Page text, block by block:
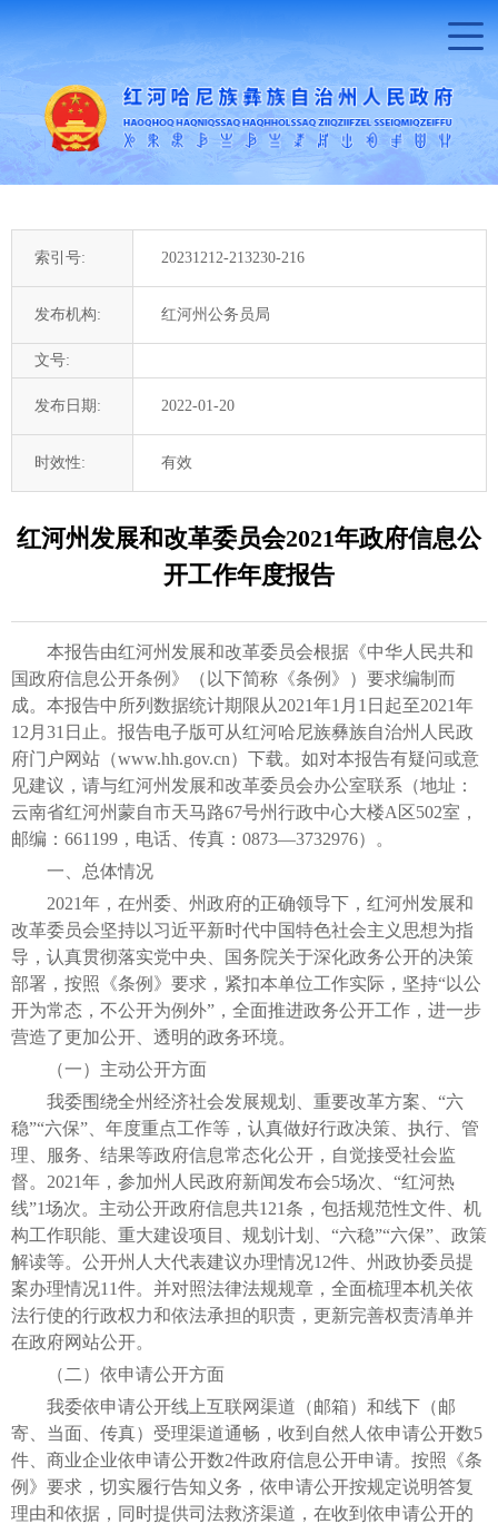
索引号: 20231212-213230-216
发布机构: 红河州公务员局
文号:
发布日期: 2022-01-20
时效性: 有效
红河州发展和改革委员会2021年政府信息公
开工作年度报告
本报告由红河州发展和改革委员会根据《中华人民共和
国政府信息公开条例》（以下简称《条例》）要求编制而
成。本报告中所列数据统计期限从2021年1月1日起至2021年
12月31日止。报告电子版可从红河哈尼族彝族自治州人民政
府门户网站（www.hh.gov.cn）下载。如对本报告有疑问或意
见建议，请与红河州发展和改革委员会办公室联系（地址：
云南省红河州蒙自市天马路67号州行政中心大楼A区502室，
邮编：661199，电话、传真：0873—3732976）。
一、总体情况
2021年，在州委、州政府的正确领导下，红河州发展和
改革委员会坚持以习近平新时代中国特色社会主义思想为指
导，认真贯彻落实党中央、国务院关于深化政务公开的决策
部署，按照《条例》要求，紧扣本单位工作实际，坚持“以公
开为常态，不公开为例外”，全面推进政务公开工作，进一步
营造了更加公开、透明的政务环境。
（一）主动公开方面
我委围绕全州经济社会发展规划、重要改革方案、“六
稳”“六保”、年度重点工作等，认真做好行政决策、执行、管
理、服务、结果等政府信息常态化公开，自觉接受社会监
督。2021年，参加州人民政府新闻发布会5场次、“红河热
线”1场次。主动公开政府信息共121条，包括规范性文件、机
构工作职能、重大建设项目、规划计划、“六稳”“六保”、政策
解读等。公开州人大代表建议办理情况12件、州政协委员提
案办理情况11件。并对照法律法规规章，全面梳理本机关依
法行使的行政权力和依法承担的职责，更新完善权责清单并
在政府网站公开。
（二）依申请公开方面
我委依申请公开线上互联网渠道（邮箱）和线下（邮
寄、当面、传真）受理渠道通畅，收到自然人依申请公开数5
件、商业企业依申请公开数2件政府信息公开申请。按照《条
例》要求，切实履行告知义务，依申请公开按规定说明答复
理由和依据，同时提供司法救济渠道，在收到依申请公开的